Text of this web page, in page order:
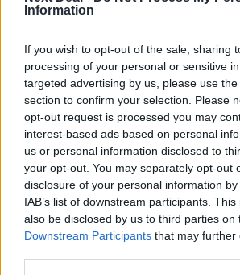
Information
If you wish to opt-out of the sale, sharing
processing of your personal or sensitive
targeted advertising by us, please use
section to confirm your selection. Please
opt-out request is processed you may
interest-based ads based on personal
us or personal information disclosed to
your opt-out. You may separately opt-out
disclosure of your personal information
IAB’s list of downstream participants.
also be disclosed by us to third parties on
Downstream Participants that may further
«Τουρισμός για όλους 2026-2027»
05.08.2026 - 10:19
WWF: Περισσότερα από 180.000
δασικών εκτάσεων στην Ελλάδα σε λίγες
05.08.2026 - 09:45
Η Ελλάδα που αντιστέκεται και επιμένει
05.08.2026 - 09:20
Καλοκαιρινό ταξίδι: Οι 8 συμβουλές που
ασφαλιστής στους πελάτες του
05.08.2026 - 08:51